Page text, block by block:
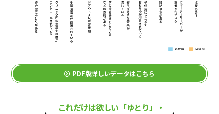
PDF版詳しいデータはこちら
これだけは欲しい 「ゆとり」・